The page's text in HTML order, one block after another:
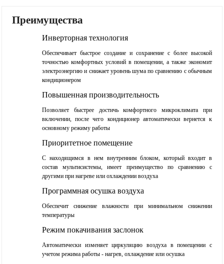
Преимущества
Инверторная технология
Обеспечивает быстрое создание и сохранение с более высокой
точностью комфортных условий в помещении, а также экономит
электроэнергию и снижает уровень шума по сравнению с обычным
кондиционером
Повышенная производительность
Позволяет быстрее достичь комфортного микроклимата при
включении, после чего кондиционер автоматически вернется к
основному режиму работы
Приоритетное помещение
С находящимся в нем внутренним блоком, который входит в
состав мультисистемы, имеет преимущество по сравнению с
другими при нагреве или охлаждении воздуха
Программная осушка воздуха
Обеспечит снижение влажности при минимальном снижении
температуры
Режим покачивания заслонок
Автоматически изменяет циркуляцию воздуха в помещении с
учетом режима работы - нагрев, охлаждение или осушка